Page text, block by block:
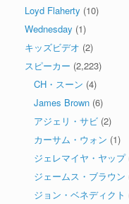
Loyd Flaherty (10)
Wednesday (1)
キッズビデオ (2)
スピーカー (2,223)
CH・スーン (4)
James Brown (6)
アジェリ・サビ (2)
カーサム・ウォン (1)
ジェレマイヤ・ヤップ
ジェームス・ブラウン
ジョン・ベネディクト